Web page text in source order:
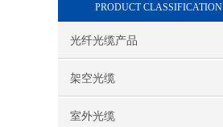
PRODUCT CLASSIFICATION
光纤光缆产品
架空光缆
室外光缆